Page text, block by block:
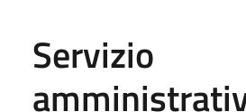
Servizio